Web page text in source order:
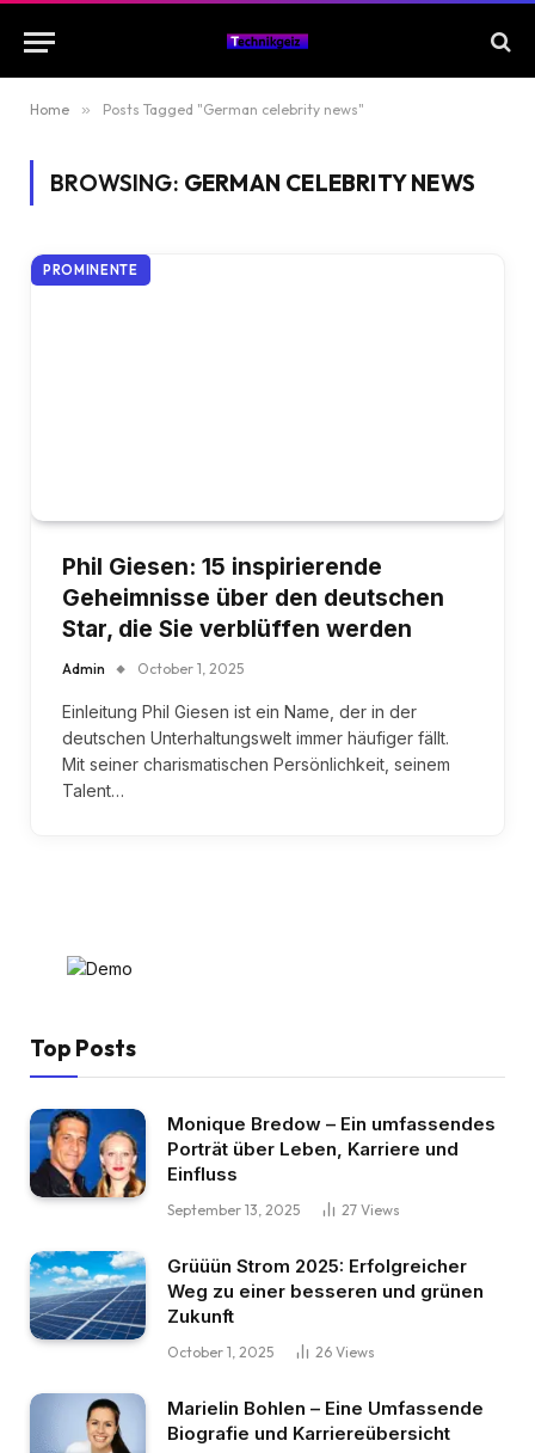
Home » Posts Tagged "German celebrity news"
BROWSING: GERMAN CELEBRITY NEWS
PROMINENTE
Phil Giesen: 15 inspirierende
Geheimnisse über den deutschen
Star, die Sie verblüffen werden
Admin October 1, 2025
Einleitung Phil Giesen ist ein Name, der in der
deutschen Unterhaltungswelt immer häufiger fällt.
Mit seiner charismatischen Persönlichkeit, seinem
Talent…
Top Posts
Monique Bredow – Ein umfassendes
Porträt über Leben, Karriere und
Einfluss
September 13, 2025 27 Views
Grüüün Strom 2025: Erfolgreicher
Weg zu einer besseren und grünen
Zukunft
October 1, 2025 26 Views
Marielin Bohlen – Eine Umfassende
Biografie und Karriereübersicht